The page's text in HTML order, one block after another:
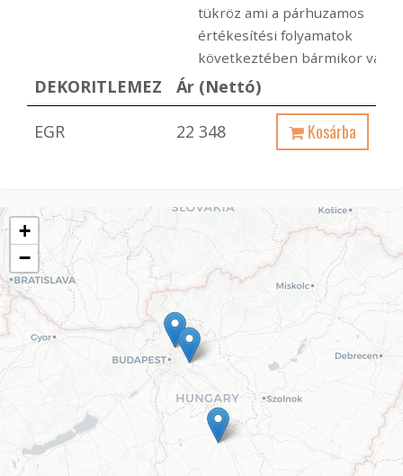
tükröz ami a párhuzamos
értékesítési folyamatok
következtében bármikor
DEKORITLEMEZ Ár (Nettó)
EGR 22 348 Kosárba
+
−